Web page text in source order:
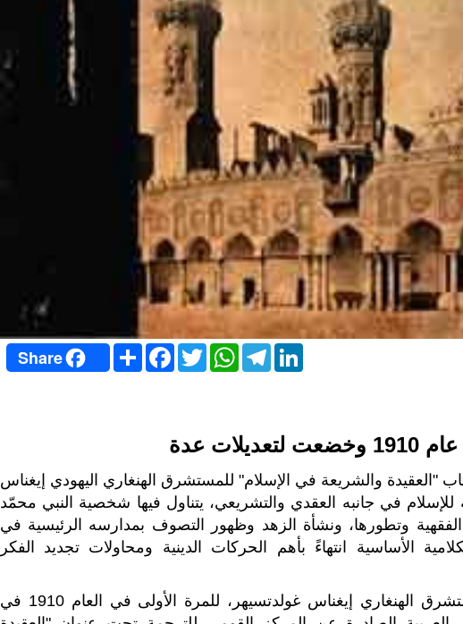
Share S
h
a
F
a
c
o
k
T
w
i
r
W
h
a
p
p
T
e
l
m
L
i
n
n
عدة
"العقيدة والشريعة في الإسلام" للمستشرق الهنغاري اليهودي إيغناس
دراسة متعمقة للإسلام في جانبه العقدي والتشريعي، يتناول فيها شخصية النبي محمّد
وتطورها، ونشأة الزهد وظهور التصوف بمدارسه الرئيسية في
الأساسية انتهاءً بأهم الحركات الدينية ومحاولات تجديد الفكر
صدر كتاب "محاضرات في الإسلام" للمستشرق الهنغاري إيغناس غولدتسيهر، للمرة الأولى في العام 1910 في